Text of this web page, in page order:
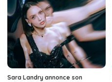
Sara Landry annonce son